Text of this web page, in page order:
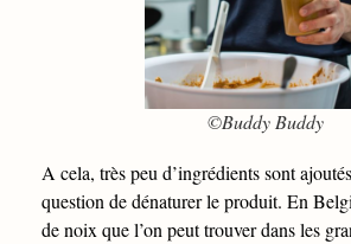
©Buddy Buddy
A cela, très peu d’ingrédients sont
question de dénaturer le produit. En
de noix que l’on peut trouver dans les